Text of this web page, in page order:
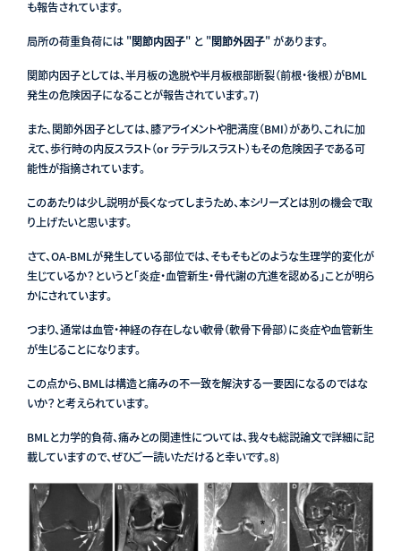
も報告されています。
局所の荷重負荷には "関節内因子" と "関節外因子" があります。
関節内因子としては、半月板の逸脱や半月板根部断裂（前根・後根）がBML
発生の危険因子になることが報告されています。7)
また、関節外因子としては、膝アライメントや肥満度（BMI）があり、これに加
えて、歩行時の内反スラスト（or ラテラルスラスト）もその危険因子である可
能性が指摘されています。
このあたりは少し説明が長くなってしまうため、本シリーズとは別の機会で取
り上げたいと思います。
さて、OA-BMLが発生している部位では、そもそもどのような生理学的変化が
生じているか？というと「炎症・血管新生・骨代謝の亢進を認める」ことが明ら
かにされています。
つまり、通常は血管・神経の存在しない軟骨（軟骨下骨部）に炎症や血管新生
が生じることになります。
この点から、BMLは構造と痛みの不一致を解決する一要因になるのではな
いか？と考えられています。
BMLと力学的負荷、痛みとの関連性については、我々も総説論文で詳細に記
載していますので、ぜひご一読いただけると幸いです。8)